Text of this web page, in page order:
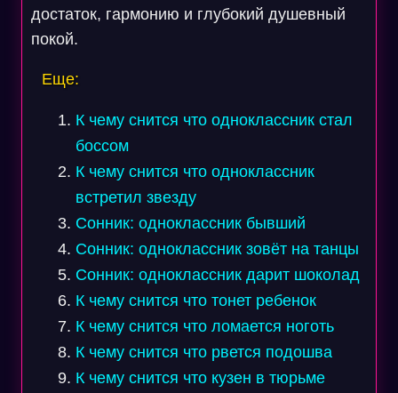
достаток, гармонию и глубокий душевный
покой.
Еще:
К чему снится что одноклассник стал
боссом
К чему снится что одноклассник
встретил звезду
Сонник: одноклассник бывший
Сонник: одноклассник зовёт на танцы
Сонник: одноклассник дарит шоколад
К чему снится что тонет ребенок
К чему снится что ломается ноготь
К чему снится что рвется подошва
К чему снится что кузен в тюрьме